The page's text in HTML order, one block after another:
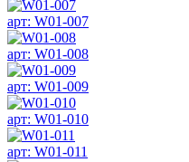
арт: W01-007
арт: W01-008
арт: W01-009
арт: W01-010
арт: W01-011